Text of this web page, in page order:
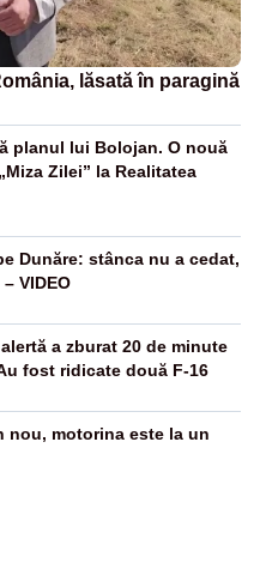
lăsată în paragină
planul lui Bolojan. O nouă
Zilei” la Realitatea
Dunăre: stânca nu a cedat,
VIDEO
a zburat 20 de minute
fost ridicate două F-16
nou, motorina este la un